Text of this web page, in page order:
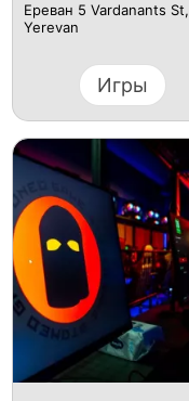
Ереван 5 Vardanants St,
Yerevan
Игры